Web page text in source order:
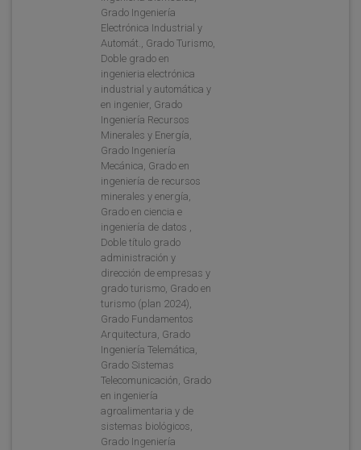
Grado Ingeniería
Electrónica Industrial y
Automát., Grado Turismo,
Doble grado en
ingenieria electrónica
industrial y automática y
en ingenier, Grado
Ingeniería Recursos
Minerales y Energía,
Grado Ingeniería
Mecánica, Grado en
ingeniería de recursos
minerales y energía,
Grado en ciencia e
ingeniería de datos ,
Doble título grado
administración y
dirección de empresas y
grado turismo, Grado en
turismo (plan 2024),
Grado Fundamentos
Arquitectura, Grado
Ingeniería Telemática,
Grado Sistemas
Telecomunicación, Grado
en ingeniería
agroalimentaria y de
sistemas biológicos,
Grado Ingeniería